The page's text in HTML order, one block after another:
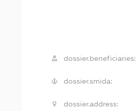
dossier.beneficiaries:
dossier.smida:
dossier.address: